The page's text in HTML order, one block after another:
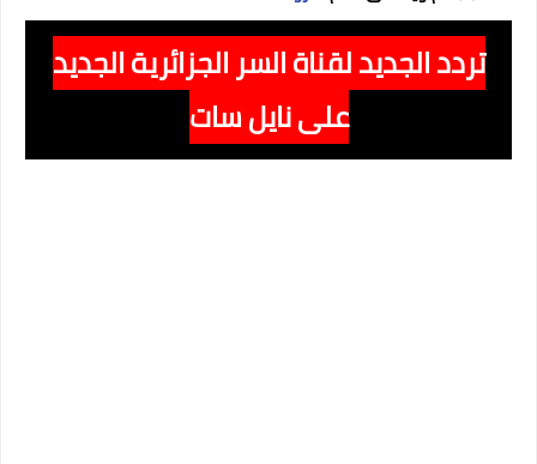
تردد الجديد لقناة السر الجزائرية الجديد
على نايل سات